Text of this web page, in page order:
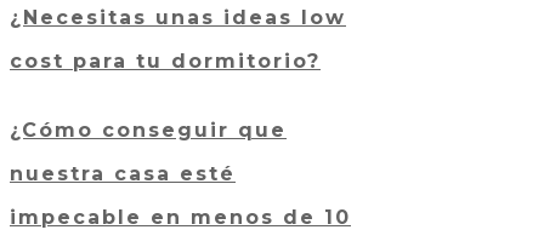
¿Necesitas unas ideas low
cost para tu dormitorio?
¿Cómo conseguir que
nuestra casa esté
impecable en menos de 10